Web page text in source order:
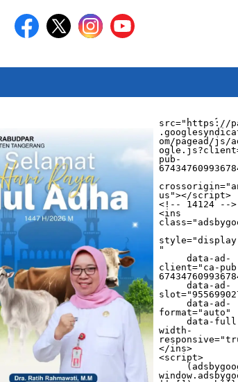
src="https://
om/pagead/js/
pub-
us"></script>
<!-- 14124 -->
<ins
"
     data-ad-
client="ca-
     data-ad-
     data-ad-
format="auto"
     data-full-
width-
</ins>
<script>